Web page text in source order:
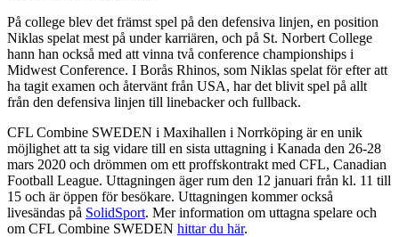
På college blev det främst spel på den defensiva linjen, en position
Niklas spelat mest på under karriären, och på St. Norbert College
hann han också med att vinna två conference championships i
Midwest Conference. I Borås Rhinos, som Niklas spelat för efter att
ha tagit examen och återvänt från USA, har det blivit spel på allt
från den defensiva linjen till linebacker och fullback.
CFL Combine SWEDEN i Maxihallen i Norrköping är en unik
möjlighet att ta sig vidare till en sista uttagning i Kanada den 26-28
mars 2020 och drömmen om ett proffskontrakt med CFL, Canadian
Football League. Uttagningen äger rum den 12 januari från kl. 11 till
15 och är öppen för besökare. Uttagningen kommer också
livesändas på SolidSport. Mer information om uttagna spelare och
om CFL Combine SWEDEN hittar du här.